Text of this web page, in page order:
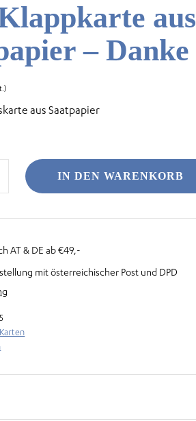
aus
– Danke
aus Saatpapier
IN DEN WARENKORB
AT & DE ab €49,-
mit österreichischer Post und DPD